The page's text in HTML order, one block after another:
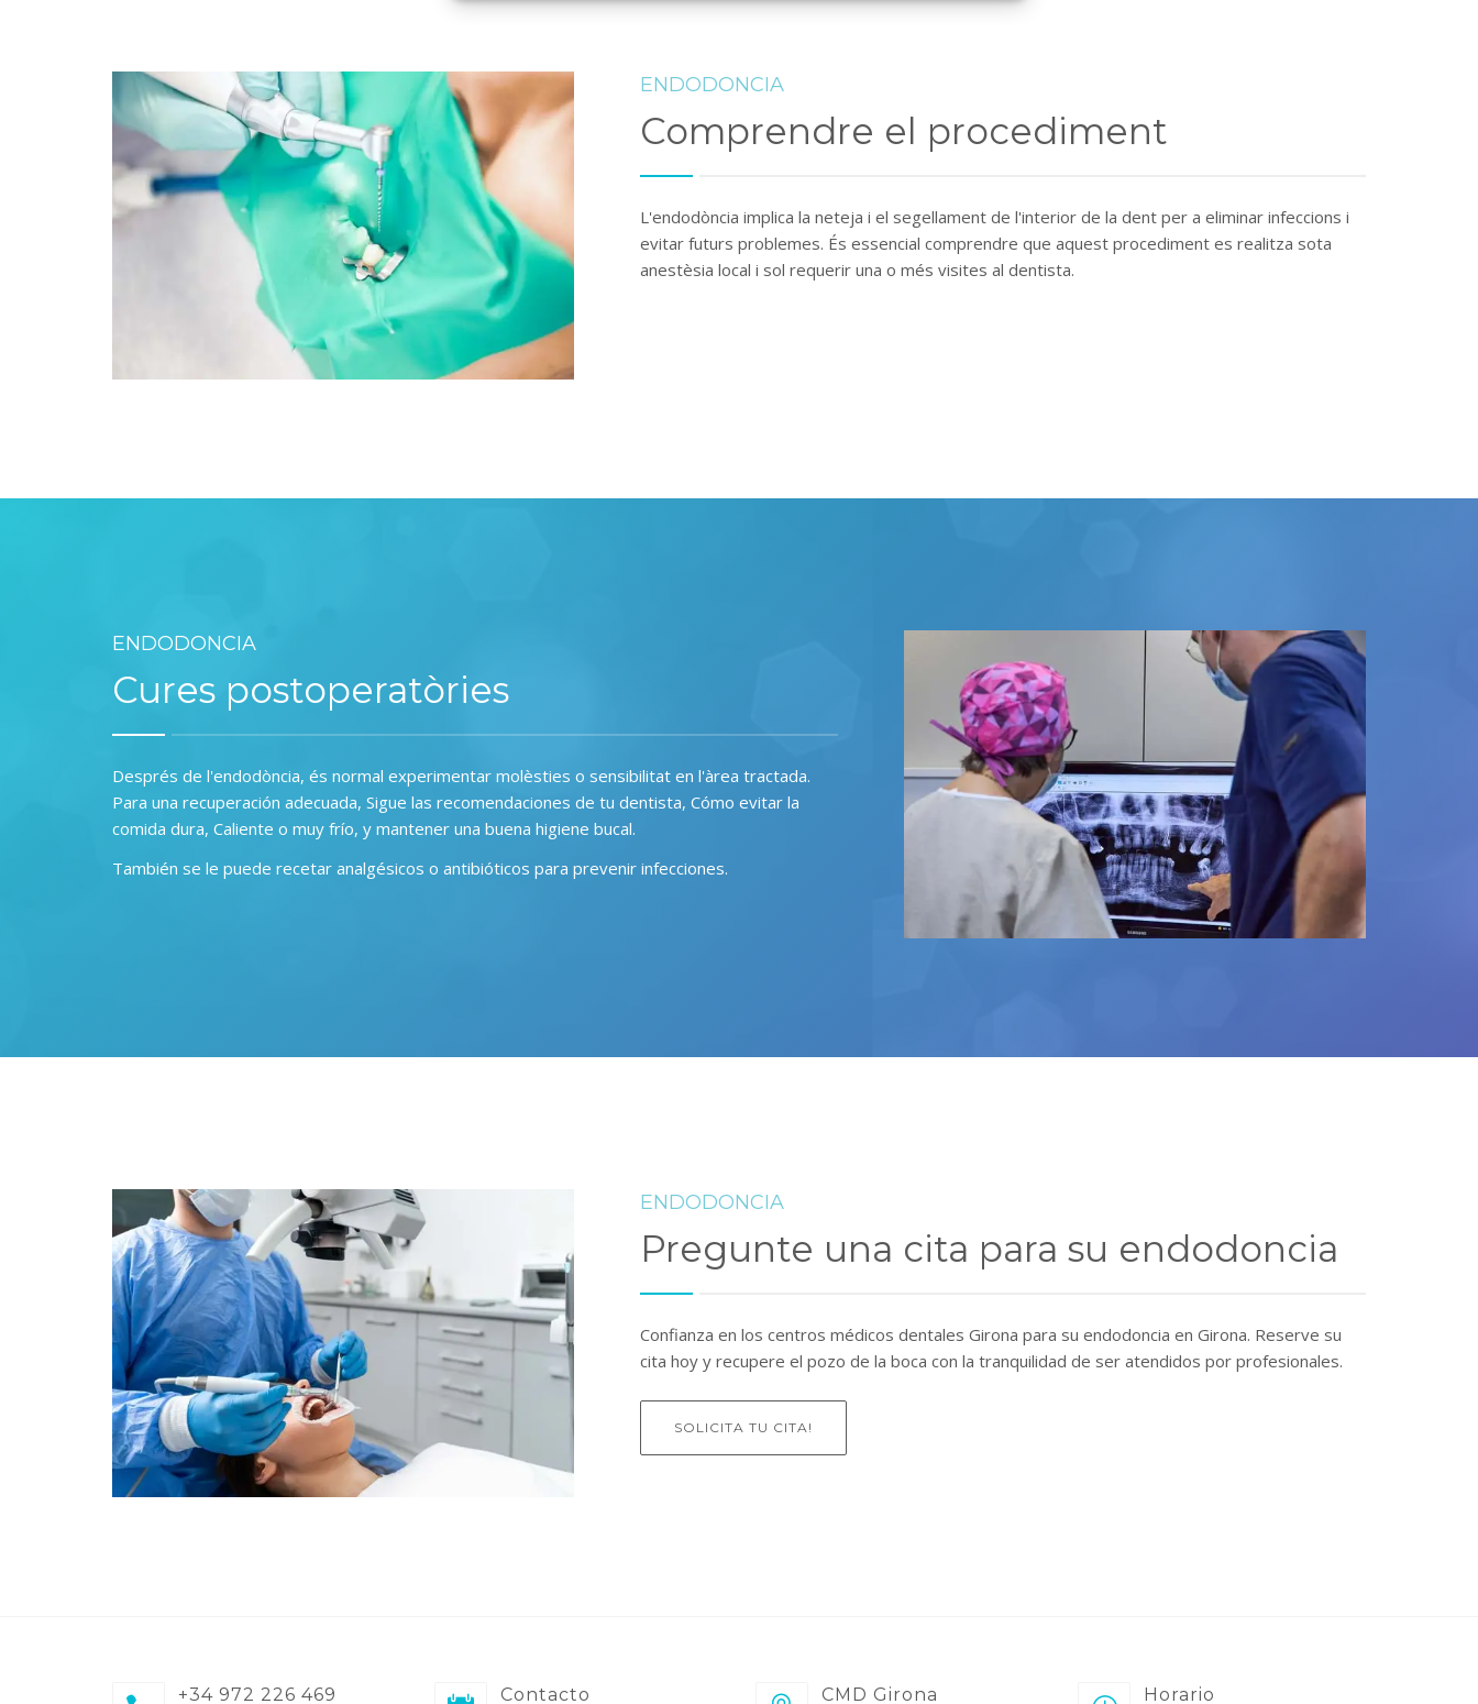
ENDODONCIA
Comprendre el procediment
L'endodòncia implica la neteja i el segellament de l'interior de la dent per a eliminar infeccions i
evitar futurs problemes. És essencial comprendre que aquest procediment es realitza sota
anestèsia local i sol requerir una o més visites al dentista.
ENDODONCIA
Cures postoperatòries
Després de l'endodòncia, és normal experimentar molèsties o sensibilitat en l'àrea tractada.
Para una recuperación adecuada, Sigue las recomendaciones de tu dentista, Cómo evitar la
comida dura, Caliente o muy frío, y mantener una buena higiene bucal.
También se le puede recetar analgésicos o antibióticos para prevenir infecciones.
ENDODONCIA
Pregunte una cita para su endodoncia
Confianza en los centros médicos dentales Girona para su endodoncia en Girona. Reserve su
cita hoy y recupere el pozo de la boca con la tranquilidad de ser atendidos por profesionales.
SOLICITA TU CITA!
+34 972 226 469 Contacto CMD Girona Horario